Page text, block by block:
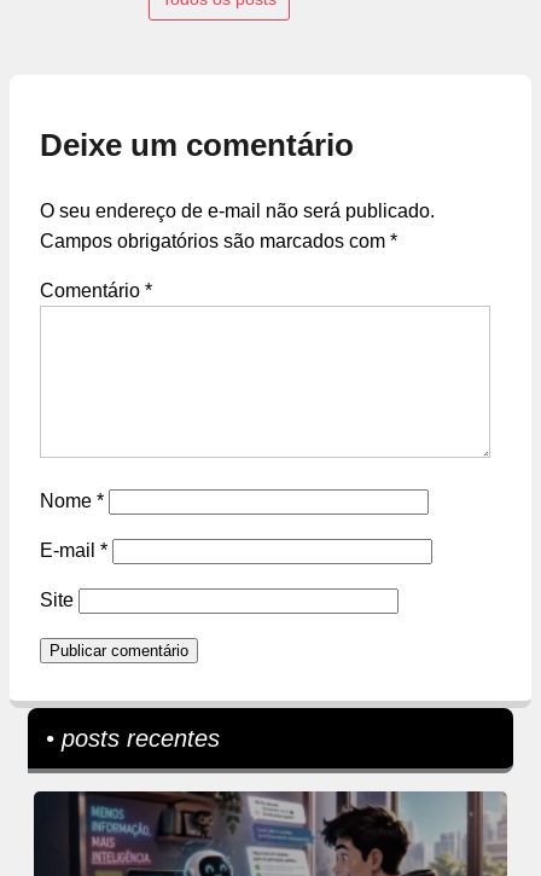
Deixe um comentário
O seu endereço de e-mail não será publicado.
Campos obrigatórios são marcados com *
Comentário *
Nome *
E-mail *
Site
• posts recentes